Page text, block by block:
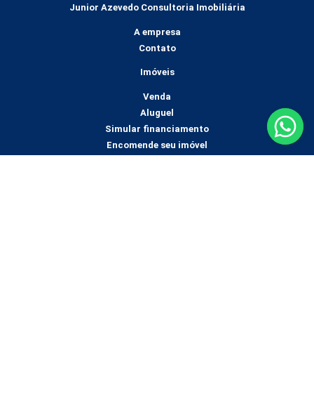
Junior Azevedo Consultoria Imobiliária
A empresa
Contato
Imóveis
Venda
Aluguel
Simular financiamento
Encomende seu imóvel